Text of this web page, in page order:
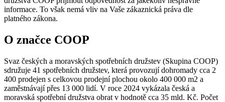
informace. To však nemá vliv na Vaše zákaznická práva dle
platného zákona.
O značce COOP
Svaz českých a moravských spotřebních družstev (Skupina COOP)
sdružuje 41 spotřebních družstev, která provozují dohromady cca 2
400 prodejen s celkovou prodejní plochou okolo 400 000 m2 a
zaměstnávají přes 13 000 lidí. V roce 2024 vykázala česká a
moravská spotřební družstva obrat v hodnotě cca 35 mld. Kč. Počet